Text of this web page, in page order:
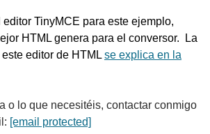
TinyMCE para este ejemplo,
HTML genera para el conversor. La
editor de HTMLse explica en la
o lo que necesitéis, contactar conmigo
[email protected]